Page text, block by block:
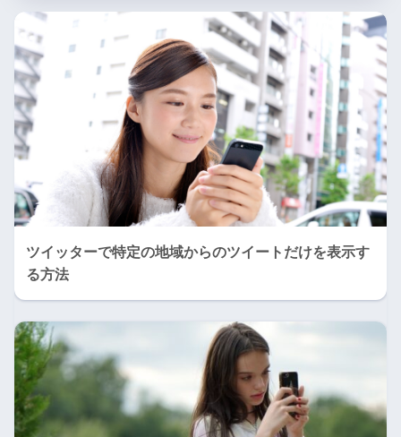
ツイッターで特定の地域からのツイートだけを表示す
る方法